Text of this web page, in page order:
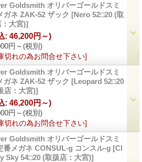
Goldsmith オリバーゴールドスミ
ガネ ZAK-52 ザック [Nero 52□20 (取
大宮)]
円～ (税別)
: 46,200円～)
切れの為お問合せ下さい]
Goldsmith オリバーゴールドスミ
ガネ ZAK-52 ザック [Leopard 52□20
店：大宮)]
円～ (税別)
: 46,200円～)
切れの為お問合せ下さい]
Goldsmith オリバーゴールドスミ
番メガネ CONSUL-g コンスル-g [Cl
Sky 54□20 (取扱店：大宮)]